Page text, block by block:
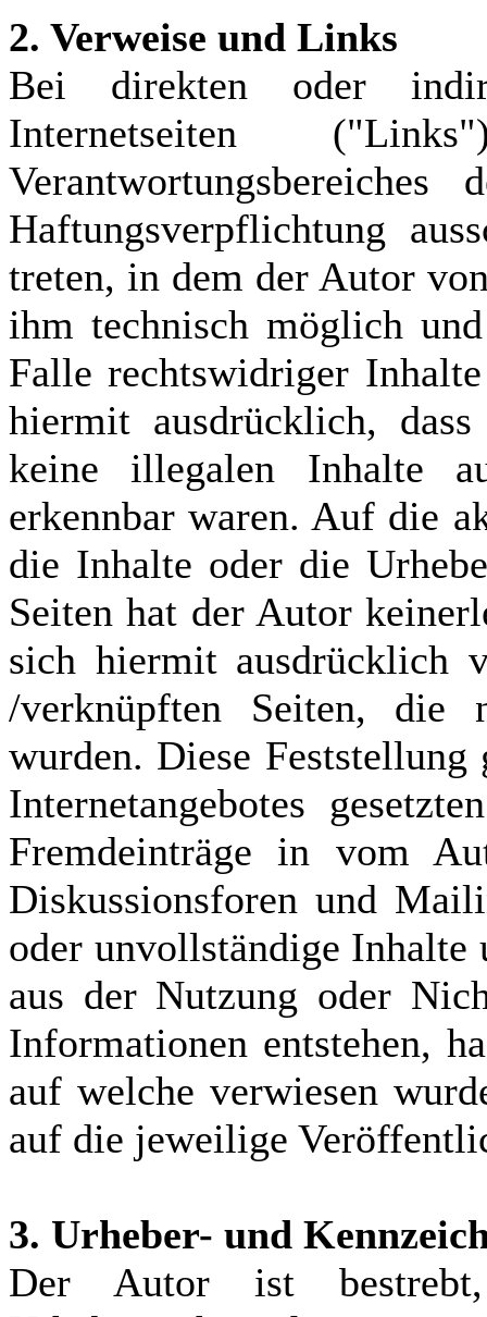
2. Verweise und Links
Bei direkten oder
Internetseiten
Haftungsverpflichtung
treten, in dem der Autor
ihm technisch möglich
Falle rechtswidriger
hiermit ausdrücklich,
keine illegalen Inhalte
erkennbar waren. Auf die
die Inhalte oder die
Seiten hat der Autor
sich hiermit ausdrücklich
/verknüpften Seiten, die
wurden. Diese
Internetangebotes
Fremdeinträge in vom
Diskussionsforen und
oder unvollständige Inhalte
aus der Nutzung oder
Informationen entstehen,
auf welche verwiesen
auf die jeweilige
3. Urheber- und
Der Autor ist